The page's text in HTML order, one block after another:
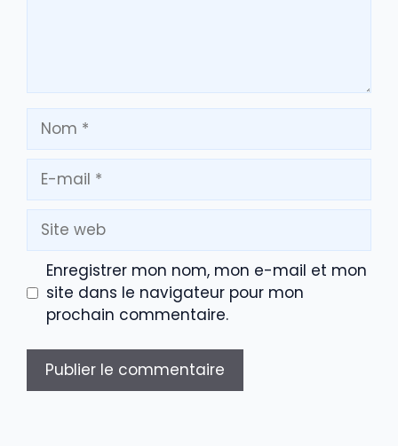
Nom
mail
Site
web
Enregistrer mon nom, mon e-mail et mon
site dans le navigateur pour mon
prochain commentaire.